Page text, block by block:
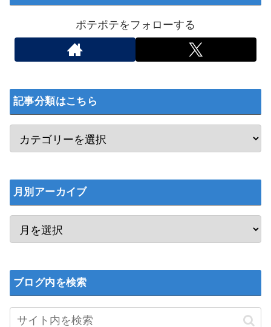
ポテポテをフォローする
記事分類はこちら
月別アーカイブ
ブログ内を検索